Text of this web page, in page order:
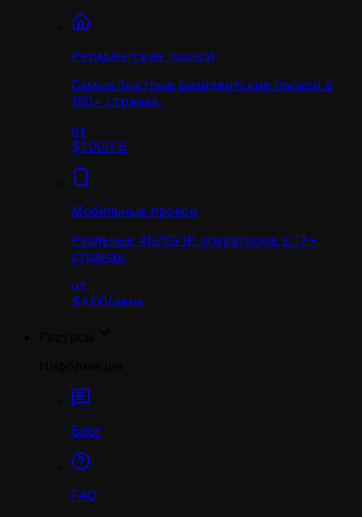
Резидентские прокси
Самые быстрые резидентские прокси в
190+ странах.
от
$1.00/ГБ
Мобильные прокси
Реальные 4G/5G IP операторов в 17+
странах.
от
$4.00/день
Блог
FAQ